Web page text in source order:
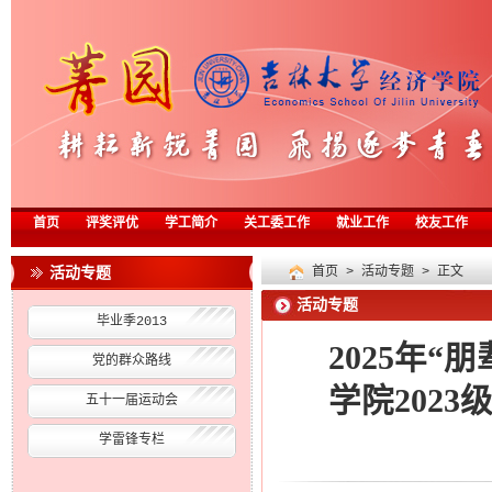
首页 评奖评优 学工简介 关工委工作 就业工作 校友工作
活动专题
毕业季2013
党的群众路线
五十一届运动会
学雷锋专栏
首页 > 活动专题 > 正文
活动专题
2025年“
学院2023